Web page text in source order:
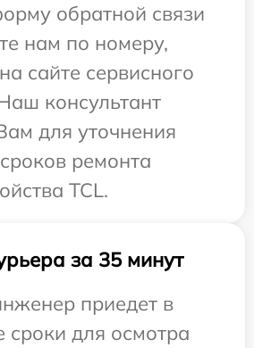
обратной связи
нам по номеру,
сайте сервисного
консультант
для уточнения
ремонта
TCL.
за 35 минут
приедет в
сроки для осмотра